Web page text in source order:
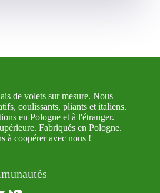
de volets sur mesure. Nous
coulissants, pliants et italiens.
en Pologne et à l'étranger.
Fabriqués en Pologne.
à coopérer avec nous !